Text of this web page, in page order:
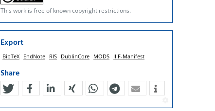
This work is free of known copyright restrictions.
Export
BibTeX EndNote RIS DublinCore MODS IIIF-Manifest
Share